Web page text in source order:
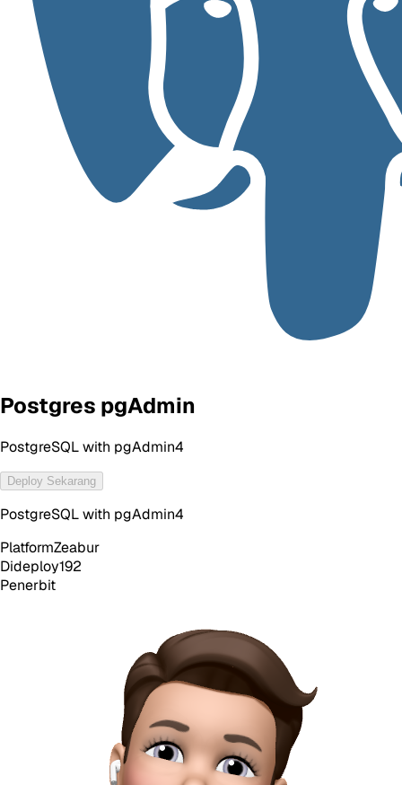
Postgres pgAdmin
PostgreSQL with pgAdmin4
Deploy Sekarang
PostgreSQL with pgAdmin4
PlatformZeabur
Dideploy192
Penerbit